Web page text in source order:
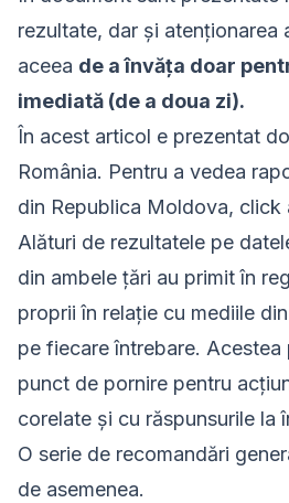
rezultate, dar și atenționarea
aceea de a învăța doar
imediată (de a doua zi).
În acest articol e prezentat
România. Pentru a vedea
din Republica Moldova, click
Alături de rezultatele pe
din ambele țări au primit în
proprii în relație cu mediile
pe fiecare întrebare.
punct de pornire pentru
corelate și cu răspunsurile la
O serie de recomandări
de asemenea.